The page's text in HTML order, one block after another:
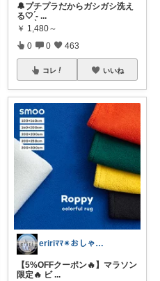
🔔プチプラだからガシガシ洗え
る🤍 ̖́- ...
￥ 1,480～
0 0 463
コレ いいね
eririﾏﾏ✴︎おしゃれ雑貨×子供×服
【5%OFFクーポン🔥】マラソン
限定🔥 ビ ...